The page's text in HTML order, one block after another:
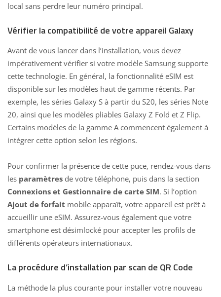
local sans perdre leur numéro principal.
Vérifier la compatibilité de votre appareil Galaxy
Avant de vous lancer dans l’installation, vous devez
impérativement vérifier si votre modèle Samsung supporte
cette technologie. En général, la fonctionnalité eSIM est
disponible sur les modèles haut de gamme récents. Par
exemple, les séries Galaxy S à partir du S20, les séries Note
20, ainsi que les modèles pliables Galaxy Z Fold et Z Flip.
Certains modèles de la gamme A commencent également à
intégrer cette option selon les régions.
Pour confirmer la présence de cette puce, rendez-vous dans
les paramètres de votre téléphone, puis dans la section
Connexions et Gestionnaire de carte SIM. Si l’option
Ajout de forfait mobile apparaît, votre appareil est prêt à
accueillir une eSIM. Assurez-vous également que votre
smartphone est désimlocké pour accepter les profils de
différents opérateurs internationaux.
La procédure d’installation par scan de QR Code
La méthode la plus courante pour installer votre nouveau